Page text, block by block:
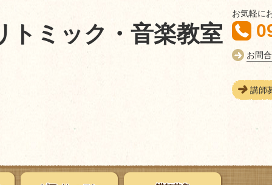
トミック・音楽教室
お気軽に
お問
講師